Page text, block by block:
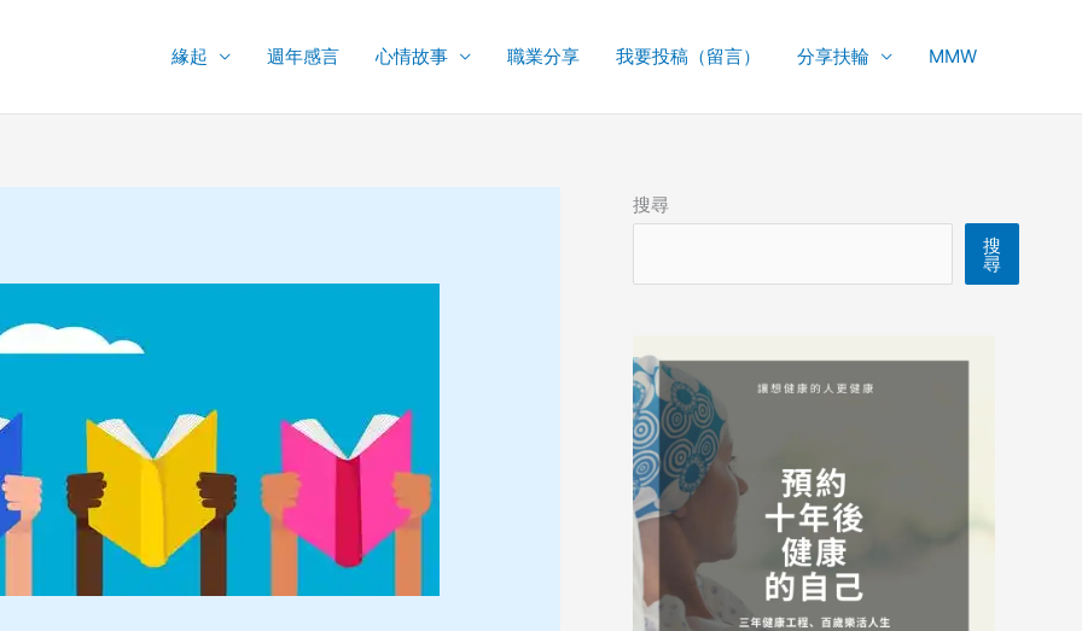
緣起 週年感言 心情故事 職業分享 我要投稿（留言） 分享扶輪 MMW
搜尋
搜
尋